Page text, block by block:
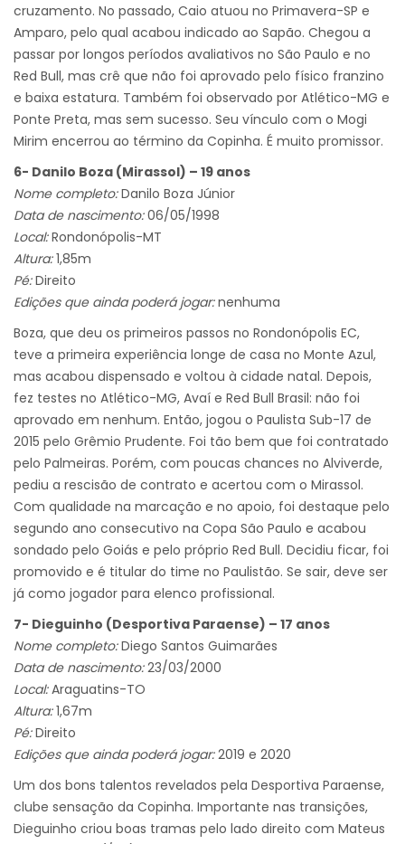
cruzamento. No passado, Caio atuou no Primavera-SP e
Amparo, pelo qual acabou indicado ao Sapão. Chegou a
passar por longos períodos avaliativos no São Paulo e no
Red Bull, mas crê que não foi aprovado pelo físico franzino
e baixa estatura. Também foi observado por Atlético-MG e
Ponte Preta, mas sem sucesso. Seu vínculo com o Mogi
Mirim encerrou ao término da Copinha. É muito promissor.
6- Danilo Boza (Mirassol) – 19 anos
Nome completo:Danilo Boza Júnior
Data de nascimento:06/05/1998
Local:Rondonópolis-MT
Altura:1,85m
Pé:Direito
Edições que ainda poderá jogar:nenhuma
Boza, que deu os primeiros passos no Rondonópolis EC,
teve a primeira experiência longe de casa no Monte Azul,
mas acabou dispensado e voltou à cidade natal. Depois,
fez testes no Atlético-MG, Avaí e Red Bull Brasil: não foi
aprovado em nenhum. Então, jogou o Paulista Sub-17 de
2015 pelo Grêmio Prudente. Foi tão bem que foi contratado
pelo Palmeiras. Porém, com poucas chances no Alviverde,
pediu a rescisão de contrato e acertou com o Mirassol.
Com qualidade na marcação e no apoio, foi destaque pelo
segundo ano consecutivo na Copa São Paulo e acabou
sondado pelo Goiás e pelo próprio Red Bull. Decidiu ficar, foi
promovido e é titular do time no Paulistão. Se sair, deve ser
já como jogador para elenco profissional.
7- Dieguinho (Desportiva Paraense) – 17 anos
Nome completo:Diego Santos Guimarães
Data de nascimento:23/03/2000
Local:Araguatins-TO
Altura:1,67m
Pé:Direito
Edições que ainda poderá jogar:2019 e 2020
Um dos bons talentos revelados pela Desportiva Paraense,
clube sensação da Copinha. Importante nas transições,
Dieguinho criou boas tramas pelo lado direito com Mateus